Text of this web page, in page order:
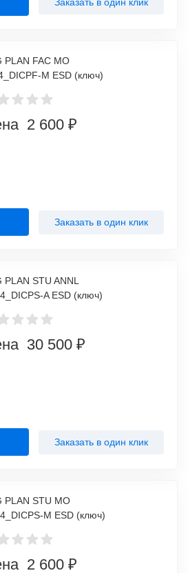
PLAN FAC MO
M ESD (ключ)
2 600 ₽
Заказать в один клик
STU ANNL
A ESD (ключ)
30 500 ₽
Заказать в один клик
PLAN STU MO
M ESD (ключ)
2 600 ₽